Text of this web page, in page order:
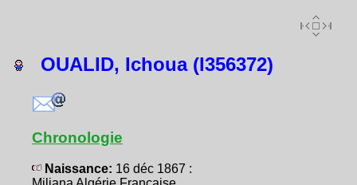
OUALID, Ichoua (I356372)
Chronologie
Naissance: 16 déc 1867 :